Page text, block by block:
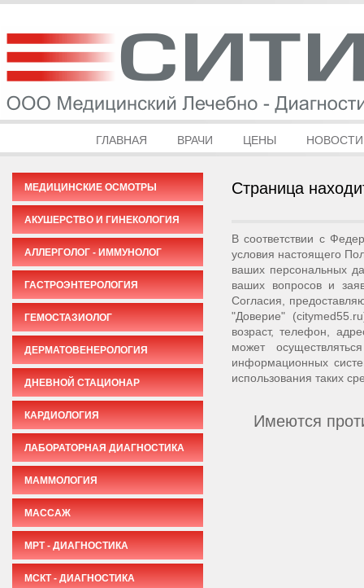
ГЛАВНАЯ ВРАЧИ ЦЕНЫ НОВОСТИ
МЕДИЦИНСКИЕ ОСМОТРЫ
АКУШЕРСТВО И ГИНЕКОЛОГИЯ
АЛЛЕРГОЛОГ - ИММУНОЛОГ
ГАСТРОЭНТЕРОЛОГИЯ
ГЕМОСТАЗИОЛОГ
ДЕРМАТОВЕНЕРОЛОГИЯ
ДНЕВНОЙ СТАЦИОНАР
КАРДИОЛОГИЯ
ЛАБОРАТОРНАЯ ДИАГНОСТИКА
МАММОЛОГИЯ
МАССАЖ
МРТ - ДИАГНОСТИКА
МСКТ - ДИАГНОСТИКА
Страница
В соответствии с
условия настоящего
ваших персональных
ваших вопросов и
Согласия,
"Доверие"
возраст, телефон,
может
информационных
использования таких
Имеются